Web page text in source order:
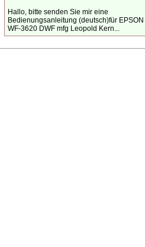
Hallo, bitte senden Sie mir eine
Bedienungsanleitung (deutsch)für EPSON
WF-3620 DWF mfg Leopold Kern...